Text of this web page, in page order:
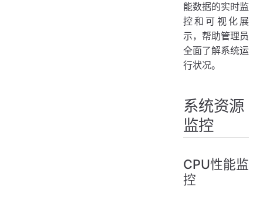
能数据的实时监
控和可视化展
示，帮助管理员
全面了解系统运
行状况。
系统资源
监控
CPU性能监
控